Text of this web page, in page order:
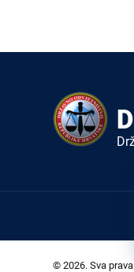
© 2026. Sva